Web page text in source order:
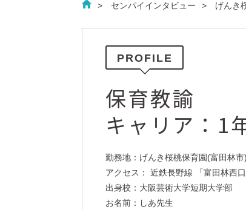
センパイインタビュー げんき
PROFILE
保育教諭
キャリア：1
勤務地：げんき桜桃保育園(富田林市)
アクセス： 近鉄長野線 「富田林西
出身校：大阪芸術大学短期大学部
お名前：しあ先生